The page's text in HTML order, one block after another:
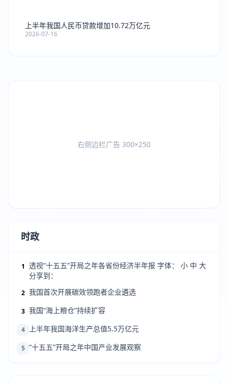
上半年我国人民币贷款增加10.72万亿元
2026-07-16
右侧边栏广告 300×250
时政
1 透视“十五五”开局之年各省份经济半年报 字体： 小 中 大
分享到：
2 我国首次开展碳效领跑者企业遴选
3 我国“海上粮仓”持续扩容
4 上半年我国海洋生产总值5.5万亿元
5 “十五五”开局之年中国产业发展观察